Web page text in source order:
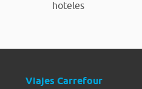
hoteles
Viajes Carrefour